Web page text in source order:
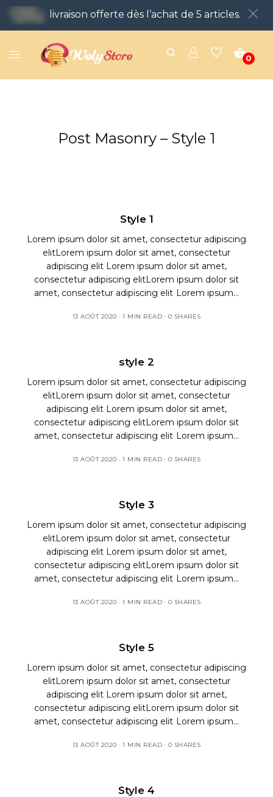
livraison offerte dès l’achat de 5 articles.
0
Post Masonry – Style 1
Style 1
Lorem ipsum dolor sit amet, consectetur adipiscing
elitLorem ipsum dolor sit amet, consectetur
adipiscing elit Lorem ipsum dolor sit amet,
consectetur adipiscing elitLorem ipsum dolor sit
amet, consectetur adipiscing elit Lorem ipsum…
13 AOÛT 2020 1 MIN READ 0 SHARES
style 2
Lorem ipsum dolor sit amet, consectetur adipiscing
elitLorem ipsum dolor sit amet, consectetur
adipiscing elit Lorem ipsum dolor sit amet,
consectetur adipiscing elitLorem ipsum dolor sit
amet, consectetur adipiscing elit Lorem ipsum…
13 AOÛT 2020 1 MIN READ 0 SHARES
Style 3
Lorem ipsum dolor sit amet, consectetur adipiscing
elitLorem ipsum dolor sit amet, consectetur
adipiscing elit Lorem ipsum dolor sit amet,
consectetur adipiscing elitLorem ipsum dolor sit
amet, consectetur adipiscing elit Lorem ipsum…
13 AOÛT 2020 1 MIN READ 0 SHARES
Style 5
Lorem ipsum dolor sit amet, consectetur adipiscing
elitLorem ipsum dolor sit amet, consectetur
adipiscing elit Lorem ipsum dolor sit amet,
consectetur adipiscing elitLorem ipsum dolor sit
amet, consectetur adipiscing elit Lorem ipsum…
13 AOÛT 2020 1 MIN READ 0 SHARES
Style 4